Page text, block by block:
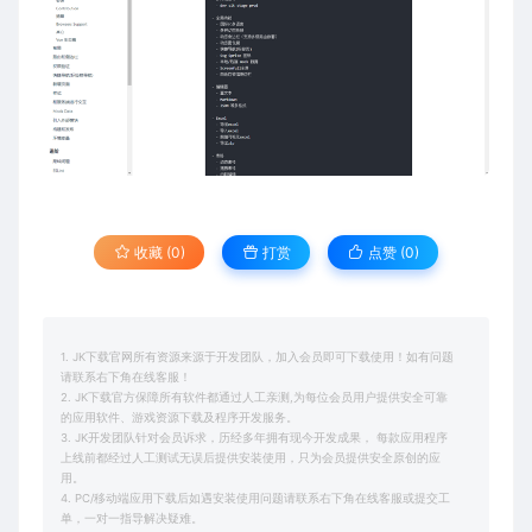
收藏 (0) 打赏 点赞 (0)
1. JK下载官网所有资源来源于开发团队，加入会员即可下载使用！如有问题
请联系右下角在线客服！
2. JK下载官方保障所有软件都通过人工亲测,为每位会员用户提供安全可靠
的应用软件、游戏资源下载及程序开发服务。
3. JK开发团队针对会员诉求，历经多年拥有现今开发成果， 每款应用程序
上线前都经过人工测试无误后提供安装使用，只为会员提供安全原创的应
用。
4. PC/移动端应用下载后如遇安装使用问题请联系右下角在线客服或提交工
单，一对一指导解决疑难。